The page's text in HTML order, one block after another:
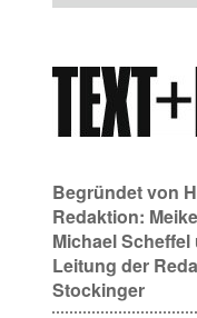
Begründet von
Redaktion:
Michael Scheffel
Leitung der
Stockinger